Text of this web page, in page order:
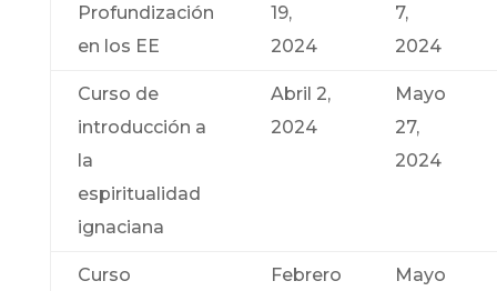
Profundización
en los EE
19,
2024
7,
2024
Curso de
introducción a
la
espiritualidad
ignaciana
Abril 2,
2024
Mayo
27,
2024
Curso
Febrero
Mayo